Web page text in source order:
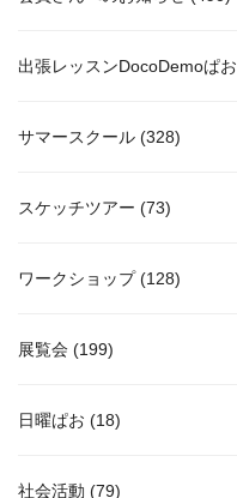
出張レッスンDocoDemoぱお
サマースクール (328)
スケッチツアー (73)
ワークショップ(128)
展覧会 (199)
日曜ぱお (18)
社会活動 (79)